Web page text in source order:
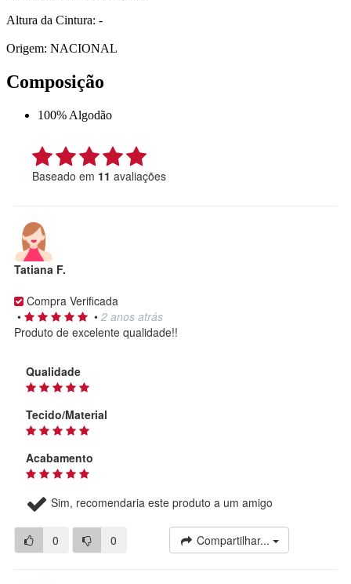
Altura da Cintura: -
Origem: NACIONAL
Composição
100% Algodão
Baseado em 11 avaliações
Tatiana F.
Compra Verificada
•
• 2 anos atrás
Produto de excelente qualidade!!
Qualidade
Tecido/Material
Acabamento
Sim, recomendaria este produto a um amigo
0 0 Compartilhar...